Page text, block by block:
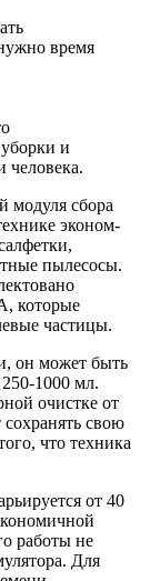
время
уборки и
человека.
модуля сбора
эконом-
пылесосы.
которые
частицы.
он может быть
1000 мл.
очистке от
сохранять свою
что техника
от 40
работы не
Для